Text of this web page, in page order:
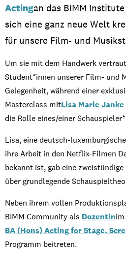
Actingan das BIMM Institute
sich eine ganz neue Welt
für unsere Film- und
Um sie mitdem Handwerkvertraut
Student*innen unserer Film- und
Gelegenheit,während einer
Masterclass mitLisa Marie Janke
die Rolleeines/einerSchauspieler
Lisa,einedeutsch-luxemburgische
ihreArbeit in den Netflix-Filmen
bekannt ist, gabeinezweistündige
übergrundlegende
Neben ihrem vollen
BIMM Communityals Dozentinim
BA (Hons) Acting for Stage,
Programm beitreten.